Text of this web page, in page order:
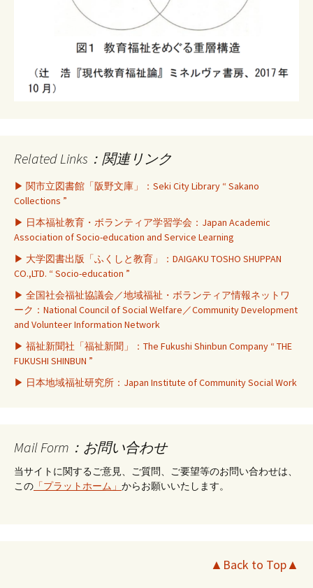
Related Links：関連リンク
▶ 関市立図書館「阪野文庫」：Seki City Library “ Sakano
Collections ”
▶ 日本福祉教育・ボランティア学習学会：Japan Academic
Association of Socio-education and Service Learning
▶ 大学図書出版「ふくしと教育」：DAIGAKU TOSHO SHUPPAN
CO.,LTD. “ Socio-education ”
▶ 全国社会福祉協議会／地域福祉・ボランティア情報ネットワ
ーク：National Council of Social Welfare／Community Development
and Volunteer Information Network
▶ 福祉新聞社「福祉新聞」：The Fukushi Shinbun Company “ THE
FUKUSHI SHINBUN ”
▶ 日本地域福祉研究所：Japan Institute of Community Social Work
Mail Form：お問い合わせ
当サイトに関するご意見、ご質問、ご要望等のお問い合わせは、
この 「プラットホーム」 からお願いいたします。
▲Back to Top▲